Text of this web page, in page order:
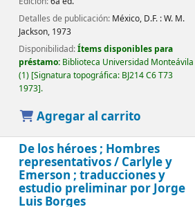
Detalles de publicación: México, D.F. :W. M.
Jackson, 1973
Disponibilidad:Ítems disponibles para
préstamo: Biblioteca Universidad Monteávila
(1) Signatura topográfica: BJ214 C6 T73
1973 .
Agregar al carrito
De los héroes ; Hombres
representativos / Carlyle y
Emerson ; traducciones y
estudio preliminar por Jorge
Luis Borges